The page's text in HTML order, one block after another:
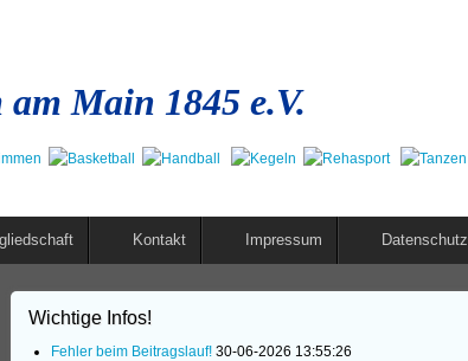
Main 1845 e.V.
Kontakt Impressum Datenschutz
Wichtige Infos!
Fehler beim Beitragslauf! 30-06-2026 13:55:26